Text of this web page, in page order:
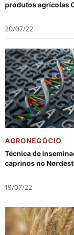
produtos agrícolas
20/07/22
AGRONEGÓCIO
Técnica de
caprinos no
19/07/22